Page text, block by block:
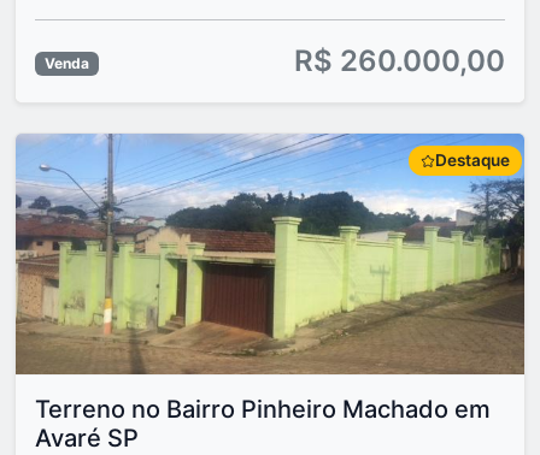
Venda R$ 260.000,00
Destaque
Terreno no Bairro Pinheiro Machado em
Avaré SP